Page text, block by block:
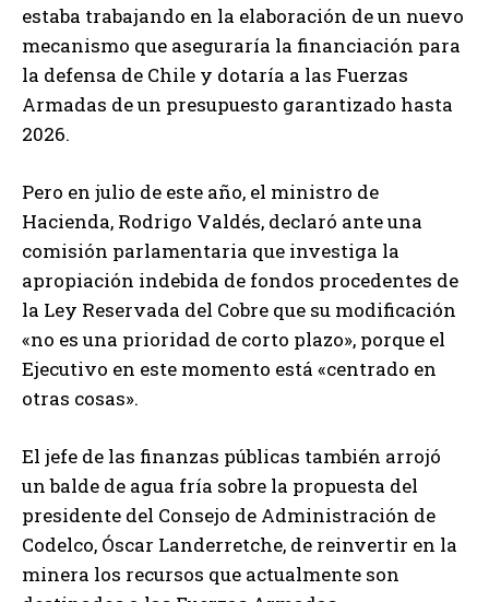
estaba trabajando en la elaboración de un nuevo
mecanismo que aseguraría la financiación para
la defensa de Chile y dotaría a las Fuerzas
Armadas de un presupuesto garantizado hasta
2026.
Pero en julio de este año, el ministro de
Hacienda, Rodrigo Valdés, declaró ante una
comisión parlamentaria que investiga la
apropiación indebida de fondos procedentes de
la Ley Reservada del Cobre que su modificación
«no es una prioridad de corto plazo», porque el
Ejecutivo en este momento está «centrado en
otras cosas».
El jefe de las finanzas públicas también arrojó
un balde de agua fría sobre la propuesta del
presidente del Consejo de Administración de
Codelco, Óscar Landerretche, de reinvertir en la
minera los recursos que actualmente son